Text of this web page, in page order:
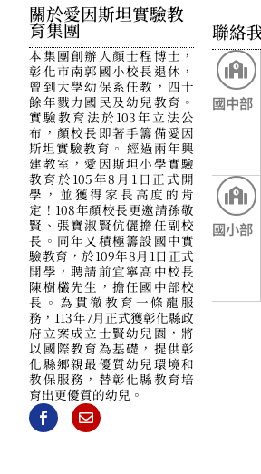
關於愛因斯坦實驗教
育集團
本集團創辦人顏士程博士，
彰化市南郭國小校長退休，
曾到大學幼保系任教，四十
餘年戮力國民及幼兒教育。
實驗教育法於103年立法公
布，顏校長即著手籌備愛因
斯坦實驗教育。 經過兩年興
建教室，愛因斯坦小學實驗
教育於105年8月1日正式開
學，並獲得家長高度的肯
定！108年顏校長更邀請孫敬
賢、張寶淑賢伉儷擔任副校
長。同年又積極籌設國中實
驗教育，於109年8月1日正式
開學，聘請前宜寧高中校長
陳樹欉先生，擔任國中部校
長。為貫徹教育一條龍服
務，113年7月正式獲彰化縣政
府立案成立士賢幼兒園，將
以國際教育為基礎，提供彰
化縣鄉親最優質幼兒環境和
教保服務，替彰化縣教育培
育出更優質的幼兒。
聯絡
國中部
國小部